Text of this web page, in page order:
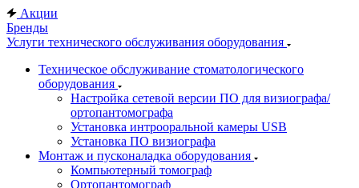
Акции
Бренды
Услуги технического обслуживания оборудования
Техническое обслуживание стоматологического
оборудования
Настройка сетевой версии ПО для визиографа/
ортопантомографа
Установка интрооральной камеры USB
Установка ПО визиографа
Монтаж и пусконаладка оборудования
Компьютерный томограф
Ортопантомограф